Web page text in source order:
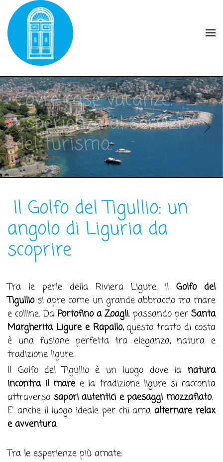
Skip to main content
Covre case vacanze.
Esperienza al servizio
del turismo.
Il Golfo del Tigullio: un
angolo di Liguria da
scoprire
Tra le perle della Riviera Ligure, il Golfo del
Tigulliosi apre come un grande abbraccio tra mare
e colline. Da Portofino a Zoagli, passando per Santa
Margherita Ligure e Rapallo, questo tratto di costa
è una fusione perfetta tra eleganza, natura e
tradizione ligure.
ll Golfo del Tigullio è un luogo dove la natura
incontra il maree la tradizione ligure si racconta
attraverso sapori autentici e paesaggi mozzafiato.
E' anche il luogo ideale per chi amaalternare relax
e avventura.
Tra le esperienze più amate: